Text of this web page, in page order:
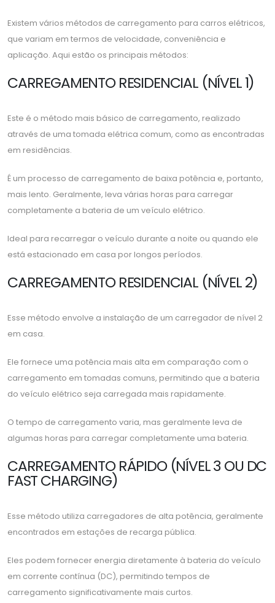
Existem vários métodos de carregamento para carros elétricos,
que variam em termos de velocidade, conveniência e
aplicação. Aqui estão os principais métodos:
CARREGAMENTO RESIDENCIAL (NÍVEL 1)
Este é o método mais básico de carregamento, realizado
através de uma tomada elétrica comum, como as encontradas
em residências.
É um processo de carregamento de baixa potência e, portanto,
mais lento. Geralmente, leva várias horas para carregar
completamente a bateria de um veículo elétrico.
Ideal para recarregar o veículo durante a noite ou quando ele
está estacionado em casa por longos períodos.
CARREGAMENTO RESIDENCIAL (NÍVEL 2)
Esse método envolve a instalação de um carregador de nível 2
em casa.
Ele fornece uma potência mais alta em comparação com o
carregamento em tomadas comuns, permitindo que a bateria
do veículo elétrico seja carregada mais rapidamente.
O tempo de carregamento varia, mas geralmente leva de
algumas horas para carregar completamente uma bateria.
CARREGAMENTO RÁPIDO (NÍVEL 3 OU DC
FAST CHARGING)
Esse método utiliza carregadores de alta potência, geralmente
encontrados em estações de recarga pública.
Eles podem fornecer energia diretamente à bateria do veículo
em corrente contínua (DC), permitindo tempos de
carregamento significativamente mais curtos.